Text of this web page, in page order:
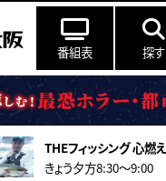
番組表 探す
きょう夕方8:30〜9:00